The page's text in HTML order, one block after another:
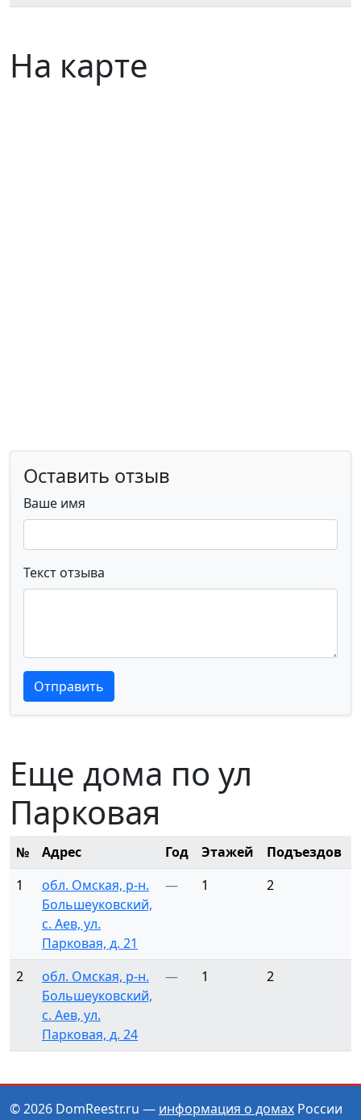
На карте
Оставить отзыв
Ваше имя
Текст отзыва
Текст отзыва
Текст отзыва
Отправить
Еще дома по ул
Парковая
№ Адрес Год Этажей Подъездов
1
обл. Омская, р-н.
Большеуковский,
с. Аев, ул.
Парковая, д. 21
— 1 2
2
обл. Омская, р-н.
Большеуковский,
с. Аев, ул.
Парковая, д. 24
— 1 2
© 2026 DomReestr.ru — информация о домах России